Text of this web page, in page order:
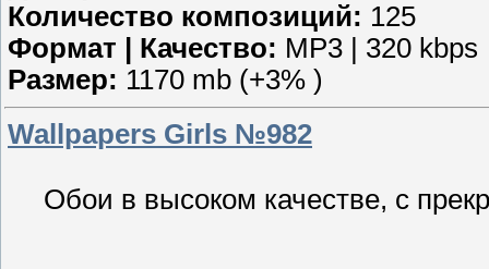
Количество композиций: 125
Формат | Качество: MP3 | 320 kbps
Размер: 1170 mb (+3% )
Wallpapers Girls №982
Обои в высоком качестве, с